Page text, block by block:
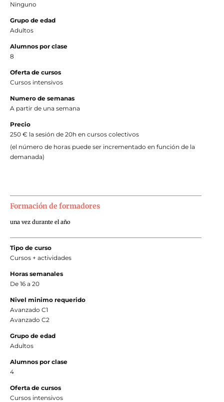
Ninguno
Grupo de edad
Adultos
Alumnos por clase
8
Oferta de cursos
Cursos intensivos
Numero de semanas
A partir de una semana
Precio
250 € la sesión de 20h en cursos colectivos
(el número de horas puede ser incrementado en función de la
demanada)
Formación de formadores
una vez durante el año
Tipo de curso
Cursos + actividades
Horas semanales
De 16 a 20
Nivel minimo requerido
Avanzado C1
Avanzado C2
Grupo de edad
Adultos
Alumnos por clase
4
Oferta de cursos
Cursos intensivos